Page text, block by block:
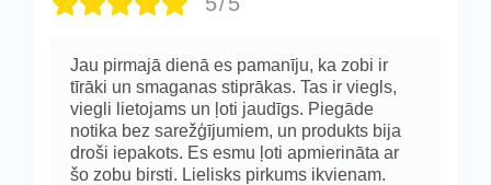
Jau pirmajā dienā es pamanīju, ka zobi ir
tīrāki un smaganas stiprākas. Tas ir viegls,
viegli lietojams un ļoti jaudīgs. Piegāde
notika bez sarežģījumiem, un produkts bija
droši iepakots. Es esmu ļoti apmierināta ar
šo zobu birsti. Lielisks pirkums ikvienam.